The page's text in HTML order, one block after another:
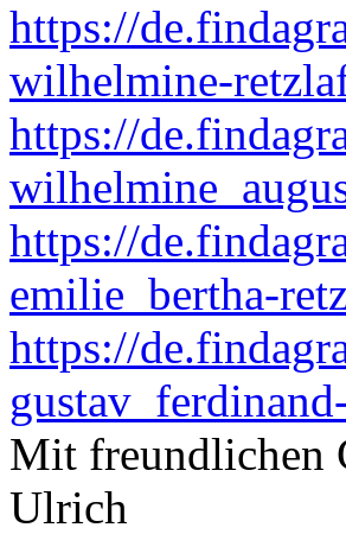
https://
wilhelmine-
https://
https://
emilie_bertha-
https://
Mit freundlichen
Ulrich